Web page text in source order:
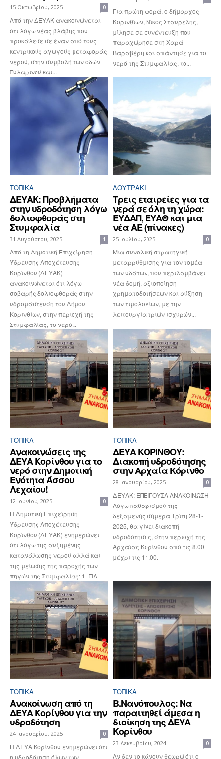
15 Οκτωβρίου, 2025 0
Από την ΔΕΥΑΚ ανακοινώνεται
ότι λόγω νέας βλάβης που
προκάλεσε σε έναν από τους
κεντρικούς αγωγούς μεταφοράς
νερού, στην συμβολή των οδών
Πυλαρινού και...
Για πρώτη φορά, ο δήμαρχος
Κορινθίων, Νίκος Σταυρέλης,
μίλησε σε συνέντευξη που
παραχώρησε στη Χαρά
Βαραβέρη και απάντησε για το
νερό της Στυμφαλίας, το...
ΤΟΠΙΚΑ
ΔΕΥΑΚ: Προβλήματα
στην υδροδότηση λόγω
δολιοφθοράς στη
Στυμφαλία
31 Αυγούστου, 2025 1
Από τη Δημοτική Επιχείρηση
Ύδρευσης Αποχέτευσης
Κορίνθου (ΔΕΥΑΚ)
ανακοινώνεται ότι λόγω
σοβαρής δολιοφθοράς στην
υδρομάστευση του Δήμου
Κορινθίων, στην περιοχή της
Στυμφαλίας, το νερό...
ΛΟΥΤΡΆΚΙ
Tρεις εταιρείες για τα
νερά σε όλη τη χώρα:
ΕΥΔΑΠ, ΕΥΑΘ και μια
νέα ΑΕ (πίνακες)
25 Ιουλίου, 2025 0
Μια συνολική στρατηγική
μεταρρύθμισης για τον τομέα
των υδάτων, που περιλαμβάνει
νέα δομή, αξιοποίηση
χρηματοδοτήσεων και αύξηση
των τιμολογίων, με την
λειτουργία τριών ισχυρών...
ΤΟΠΙΚΑ
Ανακοινώσεις της
ΔΕΥΑ Κορίνθου για το
νερό στην Δημοτική
Ενότητα Άσσου
Λεχαίου!
12 Ιουνίου, 2025 0
Η Δημοτική Επιχείρηση
Ύδρευσης Αποχέτευσης
Κορίνθου (ΔΕΥΑΚ) ενημερώνει
ότι λόγω της αυξημένης
κατανάλωσης νερού αλλά και
της μείωσης της παροχής των
πηγών της Στυμφαλίας: 1. ΓΙΑ...
ΤΟΠΙΚΑ
ΔΕΥΑ ΚΟΡΙΝΘΟΥ:
Διακοπή υδροδότησης
στην Αρχαία Κόρινθο
28 Ιανουαρίου, 2025 0
ΔΕΥΑΚ: ΕΠΕΙΓΟΥΣΑ ΑΝΑΚΟΙΝΩΣΗ
Λόγω καθαρισμού της
δεξαμενής σήμερα Τρίτη 28-1-
2025, θα γίνει διακοπή
υδροδότησης, στην περιοχή της
Αρχαίας Κορίνθου από τις 8.00
μέχρι τις 11.00.
ΤΟΠΙΚΑ
Ανακοίνωση από τη
ΔΕΥΑ Κορίνθου για την
υδροδότηση
24 Ιανουαρίου, 2025 0
H ΔΕΥΑ Κορίνθου ενημερώνει ότι
η υδροδότηση όλων των
ΤΟΠΙΚΑ
Β.Νανόπουλος: Να
παραιτηθεί άμεσα η
διοίκηση της ΔΕΥΑ
Κορίνθου
23 Δεκεμβρίου, 2024 0
Αν δεν το κάνουν θεωρώ ότι ο